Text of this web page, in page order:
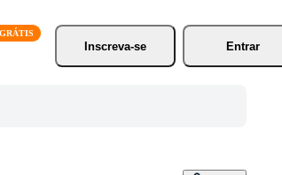
Inscreva-se
Entrar